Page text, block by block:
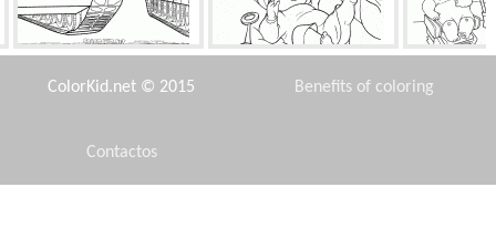
Abrams Bebé durmiendo EVE y
ColorKid.net © 2015 Benefits of coloring
Contactos